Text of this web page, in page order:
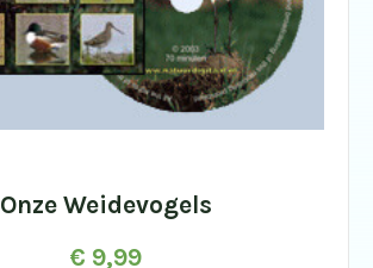
Onze Weidevogels
€ 9,99